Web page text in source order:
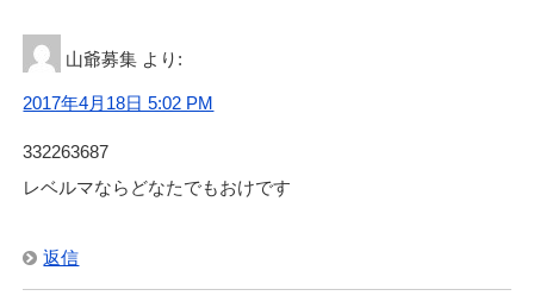
山爺募集 より:
2017年4月18日 5:02 PM
332263687
レベルマならどなたでもおけです
返信